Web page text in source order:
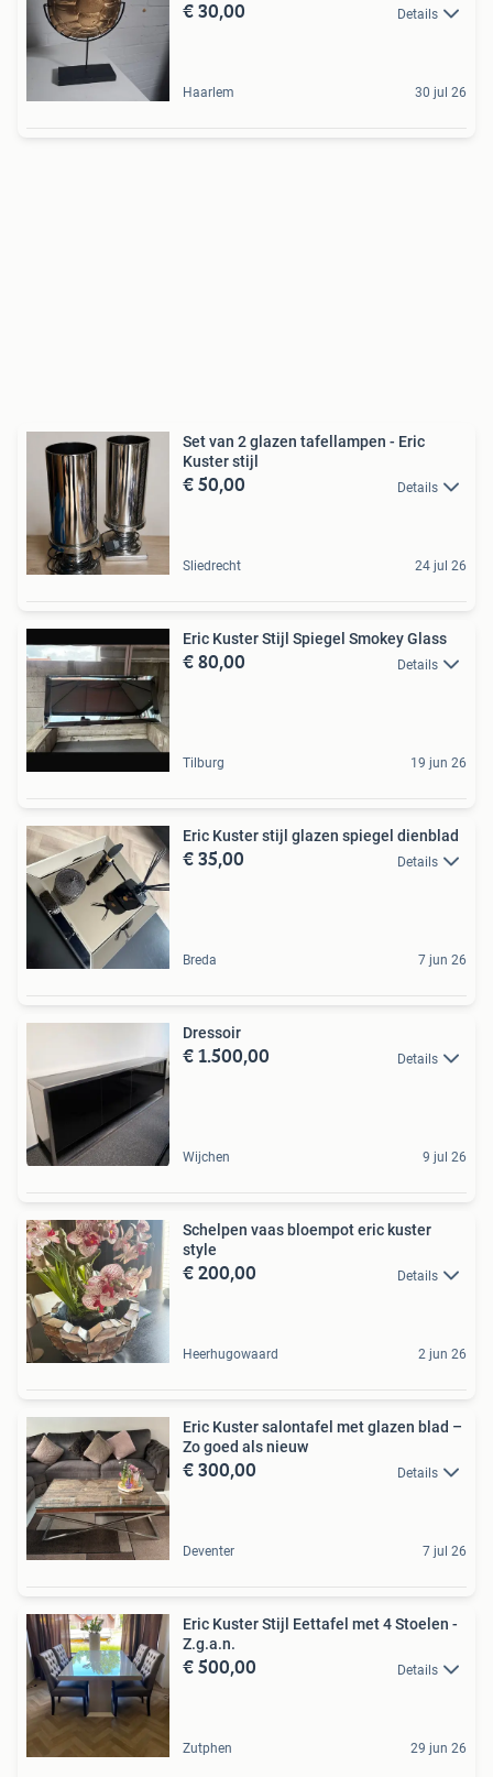
€ 30,00 Details
Haarlem 30 jul 26
Set van 2 glazen tafellampen - Eric
Kuster stijl
€ 50,00 Details
Sliedrecht 24 jul 26
Eric Kuster Stijl Spiegel Smokey Glass
€ 80,00 Details
Tilburg 19 jun 26
Eric Kuster stijl glazen spiegel dienblad
€ 35,00 Details
Breda 7 jun 26
Dressoir
€ 1.500,00 Details
Wijchen 9 jul 26
Schelpen vaas bloempot eric kuster
style
€ 200,00 Details
Heerhugowaard 2 jun 26
Eric Kuster salontafel met glazen blad –
Zo goed als nieuw
€ 300,00 Details
Deventer 7 jul 26
Eric Kuster Stijl Eettafel met 4 Stoelen -
Z.g.a.n.
€ 500,00 Details
Zutphen 29 jun 26